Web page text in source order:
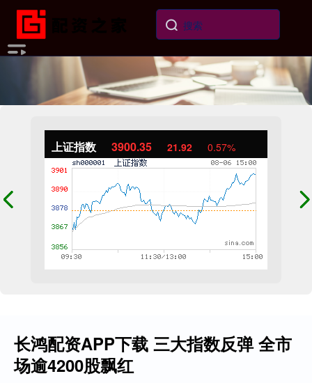
上证指数 3900.35 21.92 0.57%
长鸿配资APP下载 三大指数反弹 全市
场逾4200股飘红